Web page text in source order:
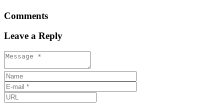
Comments
Leave a Reply